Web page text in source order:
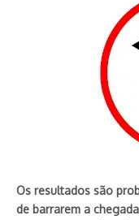
Os resultados são
de barrarem a